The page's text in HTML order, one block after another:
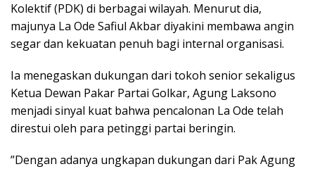
Kolektif (PDK) di berbagai wilayah. ​Menurut dia,
majunya La Ode Safiul Akbar diyakini membawa angin
segar dan kekuatan penuh bagi internal organisasi.
Ia menegaskan dukungan dari tokoh senior sekaligus
Ketua Dewan Pakar Partai Golkar, Agung Laksono
menjadi sinyal kuat bahwa pencalonan La Ode telah
direstui oleh para petinggi partai beringin.
​”Dengan adanya ungkapan dukungan dari Pak Agung